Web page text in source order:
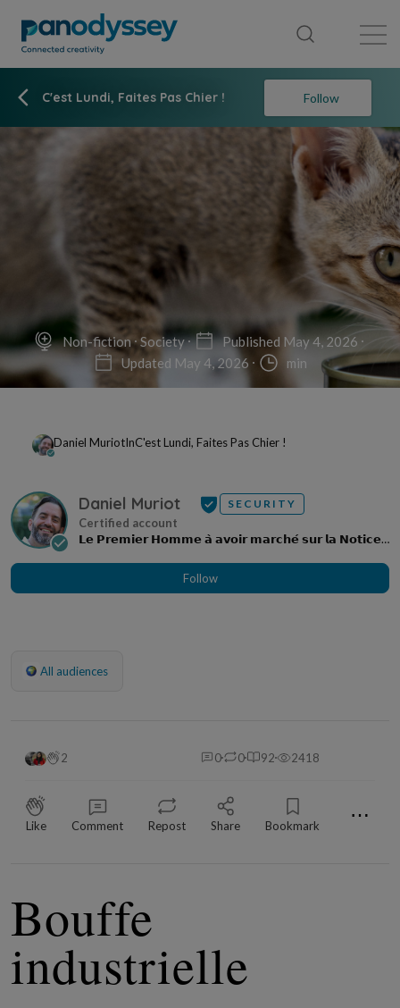
C'est Lundi, Faites Pas Chier ! Follow
Non-fiction Society
Published May 4, 2026
Updated May 4, 2026
min
Daniel MuriotInC'est Lundi, Faites Pas Chier !
Daniel Muriot SECURITY
𝗟𝗲 𝗣𝗿𝗲𝗺𝗶𝗲𝗿 𝗛𝗼𝗺𝗺𝗲 𝗮̀ 𝗮𝘃𝗼𝗶𝗿 𝗺𝗮𝗿𝗰𝗵𝗲́ 𝘀𝘂𝗿 𝗹𝗮 𝗡𝗼𝘁𝗶𝗰𝗲
Follow
All audiences
2 0 0 92 2418
Like Comment Repost Share Bookmark ⋯
Bouffe
industrielle